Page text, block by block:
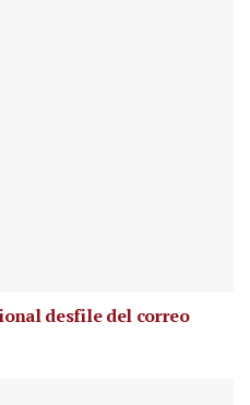
desfile del correo